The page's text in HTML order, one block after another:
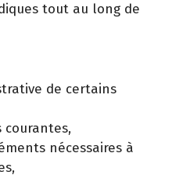
tout au long de
de certains
courantes,
nécessaires à